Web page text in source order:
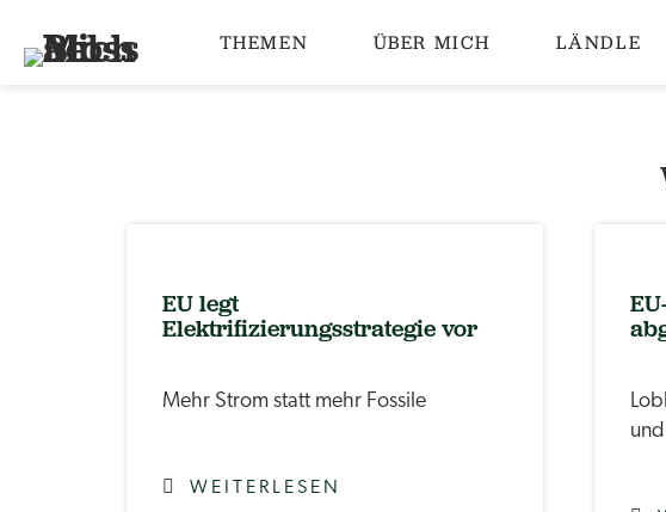
THEMEN ÜBER MICH LÄNDLE
EU legt
Elektrifizierungsstrategie vor
Mehr Strom statt mehr Fossile
WEITERLESEN